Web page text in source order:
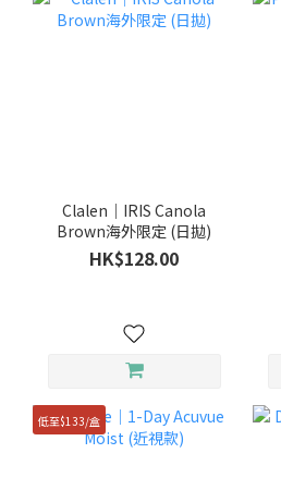
Clalen｜IRIS Canola
Brown海外限定 (日拋)
HK$128.00
低至$133/盒